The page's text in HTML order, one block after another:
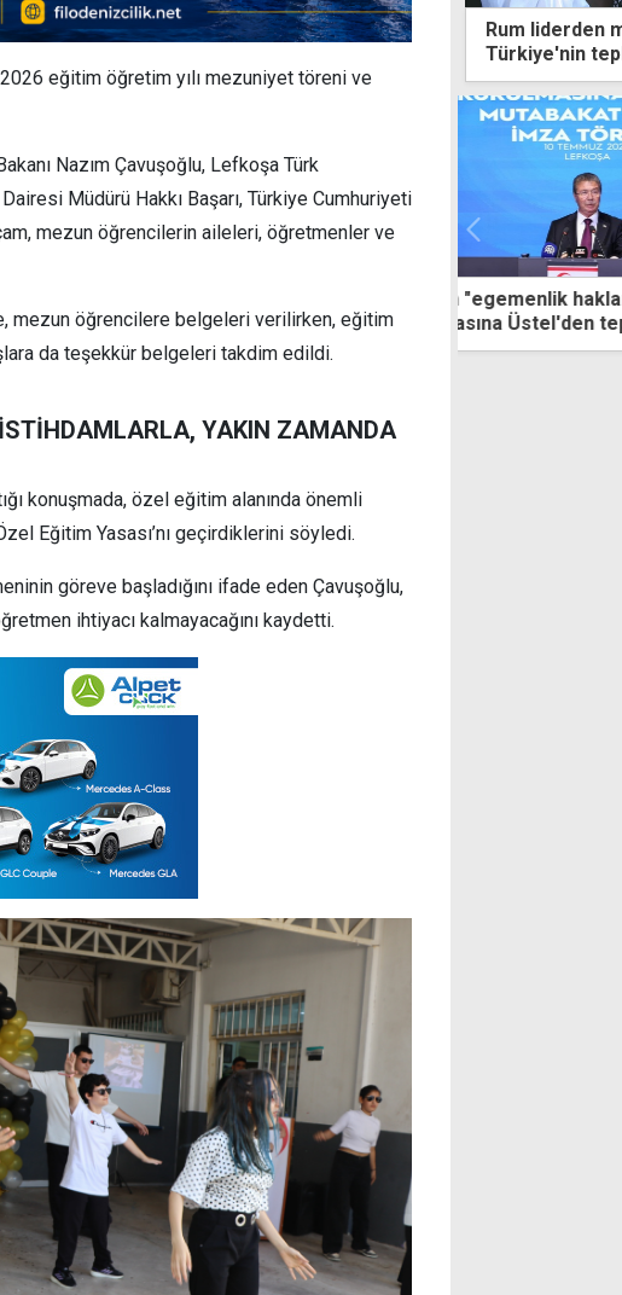
eğitim öğretim yılı mezuniyet töreni ve
Nazım Çavuşoğlu, Lefkoşa Türk
Müdürü Hakkı Başarı, Türkiye Cumhuriyeti
mezun öğrencilerin aileleri, öğretmenler ve
mezun öğrencilere belgeleri verilirken, eğitim
da teşekkür belgeleri takdim edildi.
YAKIN ZAMANDA
konuşmada, özel eğitim alanında önemli
Eğitim Yasası’nı geçirdiklerini söyledi.
göreve başladığını ifade eden Çavuşoğlu,
ihtiyacı kalmayacağını kaydetti.
Rum liderden
Türkiye'nin
açıklamasına Üstel'den tepki: Bize ne Güney
ne de Avrupa engel olabilir
"Türk askerinin
halkının
ortamının